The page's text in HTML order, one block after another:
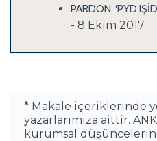
PARDON, ‘PYD
- 8 Ekim 2017
* Makale içeriklerinde
yazarlarımıza aittir.
kurumsal